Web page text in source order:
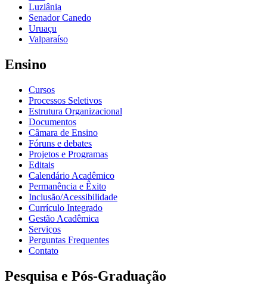
Luziânia
Senador Canedo
Uruaçu
Valparaíso
Ensino
Cursos
Processos Seletivos
Estrutura Organizacional
Documentos
Câmara de Ensino
Fóruns e debates
Projetos e Programas
Editais
Calendário Acadêmico
Permanência e Êxito
Inclusão/Acessibilidade
Currículo Integrado
Gestão Acadêmica
Serviços
Perguntas Frequentes
Contato
Pesquisa e Pós-Graduação